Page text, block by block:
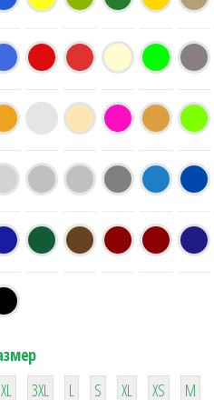
38 16
3XL
42
L
42
S
42
XL XS
М